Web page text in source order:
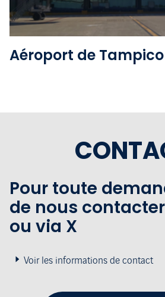
Aéroport de Tampico
Pour toute
de nous
ou via X
Voir les informations de contact